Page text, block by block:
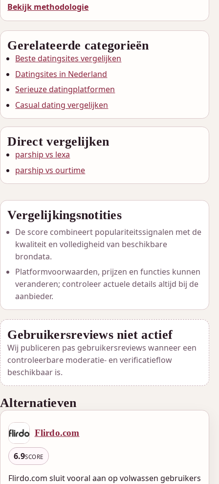
Bekijk methodologie
Gerelateerde categorieën
Beste datingsites vergelijken
Datingsites in Nederland
Serieuze datingplatformen
Casual dating vergelijken
Direct vergelijken
parship vs lexa
parship vs ourtime
Vergelijkingsnotities
De score combineert populariteitssignalen met de
kwaliteit en volledigheid van beschikbare
brondata.
Platformvoorwaarden, prijzen en functies kunnen
veranderen; controleer actuele details altijd bij de
aanbieder.
Gebruikersreviews niet actief
Wij publiceren pas gebruikersreviews wanneer een
controleerbare moderatie- en verificatieflow
beschikbaar is.
Alternatieven
Flirdo.com
6.9SCORE
Flirdo.com sluit vooral aan op volwassen gebruikers